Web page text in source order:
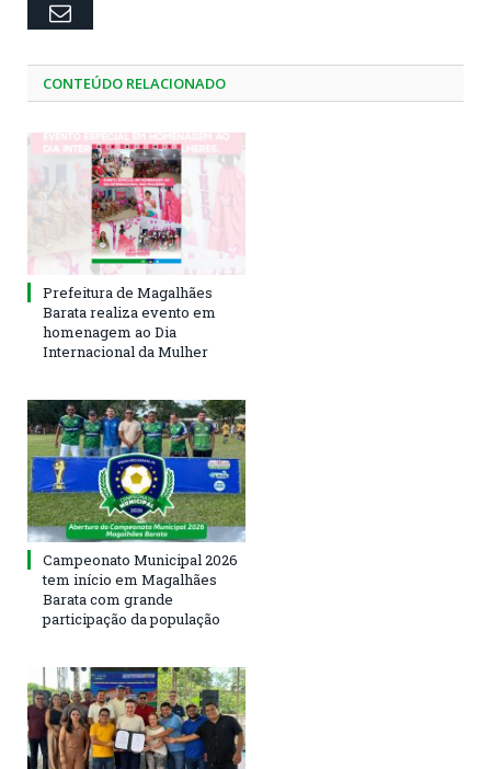
Email
CONTEÚDO RELACIONADO
Prefeitura de Magalhães
Barata realiza evento em
homenagem ao Dia
Internacional da Mulher
Campeonato Municipal 2026
tem início em Magalhães
Barata com grande
participação da população